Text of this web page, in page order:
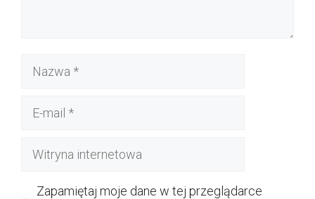
Nazwa
Witryna
Zapamiętaj moje dane w tej przeglądarce